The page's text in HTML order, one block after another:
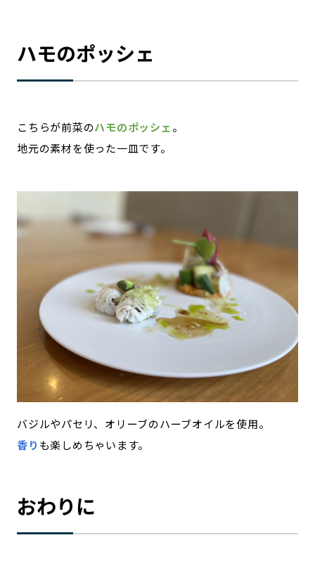
ハモのポッシェ
こちらが前菜のハモのポッシェ 。
地元の素材を使った一皿です。
バジルやパセリ、オリーブのハーブオイルを使用。
香り も楽しめちゃいます。
おわりに